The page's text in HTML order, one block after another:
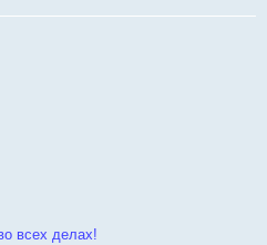
всех делах!